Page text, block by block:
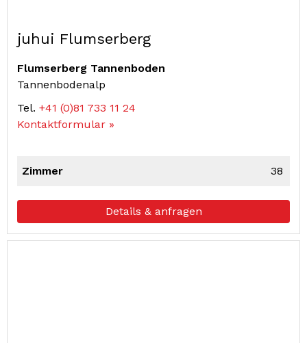
juhui Flumserberg
Flumserberg Tannenboden
Tannenbodenalp
Tel. +41 (0)81 733 11 24
Kontaktformular »
Zimmer 38
Details & anfragen